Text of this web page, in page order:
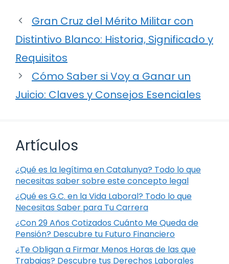
Gran Cruz del Mérito Militar con
Distintivo Blanco: Historia, Significado y
Requisitos
Cómo Saber si Voy a Ganar un
Juicio: Claves y Consejos Esenciales
Artículos
¿Qué es la legítima en Catalunya? Todo lo que
necesitas saber sobre este concepto legal
¿Qué es G.C. en la Vida Laboral? Todo lo que
Necesitas Saber para Tu Carrera
¿Con 29 Años Cotizados Cuánto Me Queda de
Pensión? Descubre tu Futuro Financiero
¿Te Obligan a Firmar Menos Horas de las que
Trabajas? Descubre tus Derechos Laborales